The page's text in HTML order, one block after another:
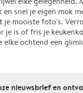
en snel je eigen mok
je mooiste foto's.
je is of fris je
elke ochtend een
nieuwsbrief en